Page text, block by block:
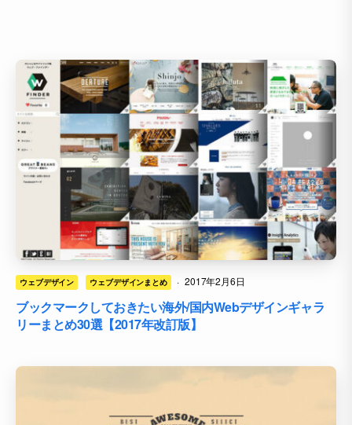
ウェブデザイン ウェブデザインまとめ · 2017年2月6日
ブックマークしておきたい海外/国内Webデザインギャラ
リーまとめ30選【2017年改訂版】